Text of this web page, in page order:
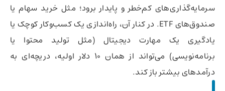
سرمایه‌گذاری‌های کم‌خطر و پایدار برود؛ مثل خرید سهام یا
صندوق‌های ETF. در کنار آن، راه‌اندازی یک کسب‌وکار کوچک یا
یادگیری یک مهارت دیجیتال (مثل تولید محتوا یا
برنامه‌نویسی) می‌تواند از همان ۱۰ دلار اولیه، دریچه‌ای به
درآمدهای بیشتر باز کند.